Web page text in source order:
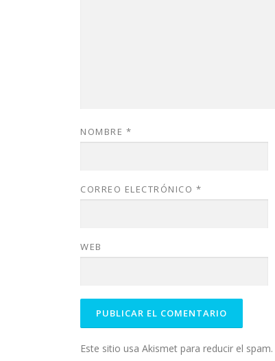
NOMBRE *
CORREO ELECTRÓNICO *
WEB
Este sitio usa Akismet para reducir el spam.